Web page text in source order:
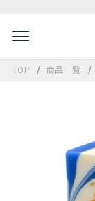
TOP 商品一覧